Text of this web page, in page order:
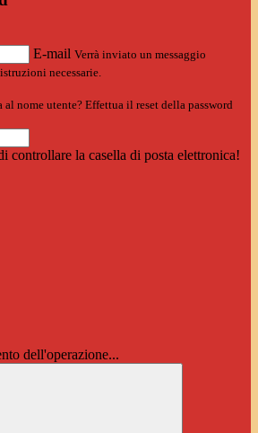
E-mail Verrà inviato un messaggio
necessarie.
al nome utente? Effettua il reset della password
controllare la casella di posta elettronica!
dell'operazione...